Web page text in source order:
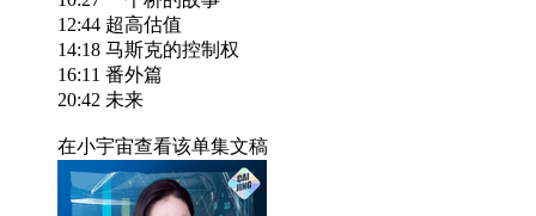
12:44 超高估值
14:18 马斯克的控制权
16:11 番外篇
20:42 未来
在小宇宙查看该单集文稿